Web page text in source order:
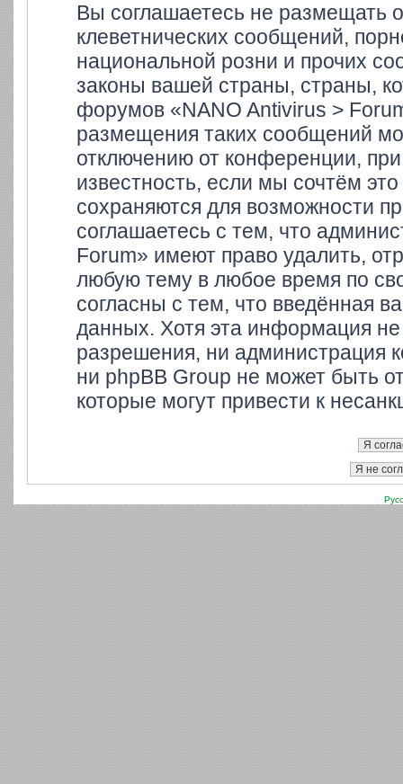
Вы соглашаетесь не размещать
клеветнических сообщений,
национальной розни и прочих
законы вашей страны, страны,
форумов «NANO Antivirus >
размещения таких сообщений
отключению от конференции,
известность, если мы сочтём
сохраняются для возможности
соглашаетесь с тем, что
Forum» имеют право удалить,
любую тему в любое время по
согласны с тем, что введённая
данных. Хотя эта информация
разрешения, ни администрация
ни phpBB Group не может быть
которые могут привести к